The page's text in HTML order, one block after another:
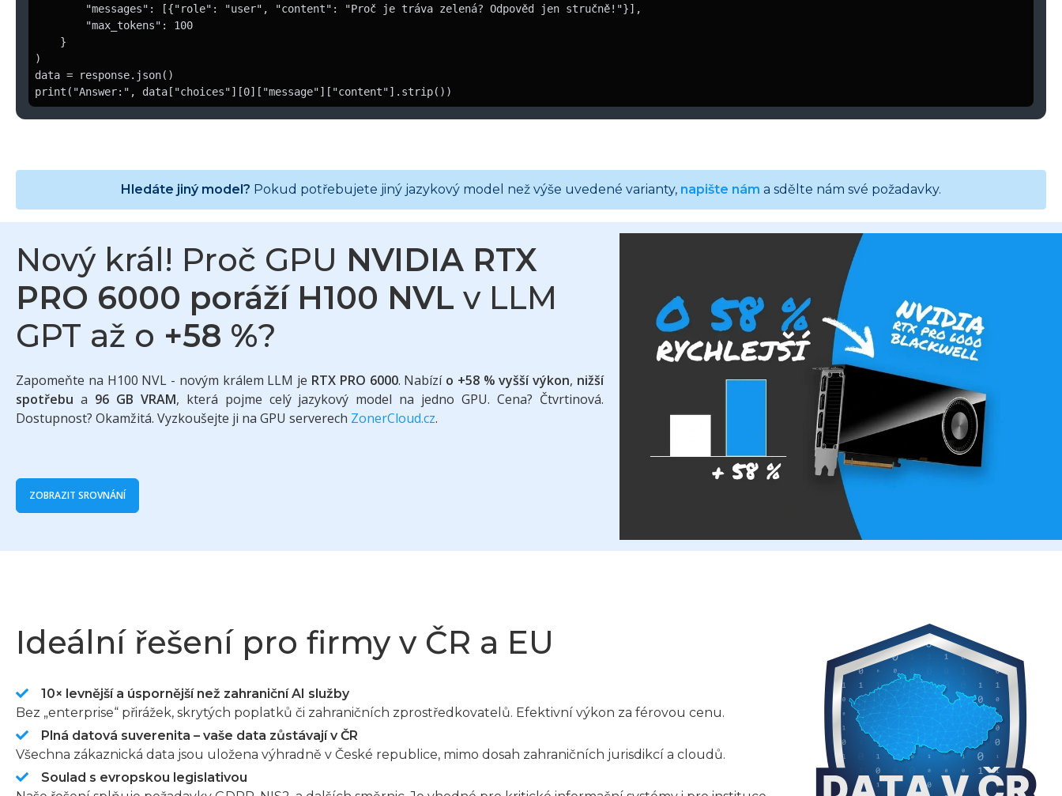
        "messages": [{"role": "user", "content": "Proč je tráva zelená? Odpověd jen stručně!"}],
        "max_tokens": 100
    }
)
data = response.json()
print("Answer:", data["choices"][0]["message"]["content"].strip())
Hledáte jiný model? Pokud potřebujete jiný jazykový model než výše uvedené varianty, napište nám a sdělte nám své požadavky.
Nový král! Proč GPU NVIDIA RTX
PRO 6000 poráží H100 NVL v LLM
GPT až o +58 %?
Zapomeňte na H100 NVL - novým králem LLM je RTX PRO 6000. Nabízí o +58 % vyšší výkon, nižší
spotřebu a 96 GB VRAM, která pojme celý jazykový model na jedno GPU. Cena? Čtvrtinová.
Dostupnost? Okamžitá. Vyzkoušejte ji na GPU serverech ZonerCloud.cz.
ZOBRAZIT SROVNÁNÍ
Ideální řešení pro firmy v ČR a EU
10× levnější a úspornější než zahraniční AI služby
Bez „enterprise“ přirážek, skrytých poplatků či zahraničních zprostředkovatelů. Efektivní výkon za férovou cenu.
Plná datová suverenita – vaše data zůstávají v ČR
Všechna zákaznická data jsou uložena výhradně v České republice, mimo dosah zahraničních jurisdikcí a cloudů.
Soulad s evropskou legislativou